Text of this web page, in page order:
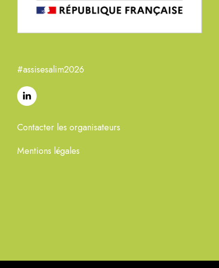
#assisesalim2026
Contacter les organisateurs
Mentions légales